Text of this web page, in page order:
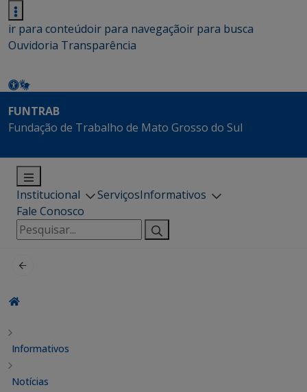
ir para conteúdoir para navegaçãoir para busca
Ouvidoria Transparência
FUNTRAB
Fundação de Trabalho de Mato Grosso do Sul
Institucional ServiçosInformativos
Fale Conosco
Pesquisar
por:
Informativos
Notícias